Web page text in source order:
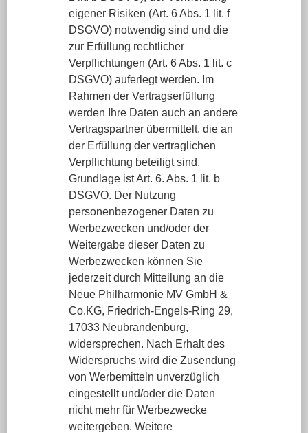
eigener Risiken (Art. 6 Abs. 1 lit. f
DSGVO) notwendig sind und die
zur Erfüllung rechtlicher
Verpflichtungen (Art. 6 Abs. 1 lit. c
DSGVO) auferlegt werden. Im
Rahmen der Vertragserfüllung
werden Ihre Daten auch an andere
Vertragspartner übermittelt, die an
der Erfüllung der vertraglichen
Verpflichtung beteiligt sind.
Grundlage ist Art. 6. Abs. 1 lit. b
DSGVO. Der Nutzung
personenbezogener Daten zu
Werbezwecken und/oder der
Weitergabe dieser Daten zu
Werbezwecken können Sie
jederzeit durch Mitteilung an die
Neue Philharmonie MV GmbH &
Co.KG, Friedrich-Engels-Ring 29,
17033 Neubrandenburg,
widersprechen. Nach Erhalt des
Widerspruchs wird die Zusendung
von Werbemitteln unverzüglich
eingestellt und/oder die Daten
nicht mehr für Werbezwecke
weitergeben. Weitere